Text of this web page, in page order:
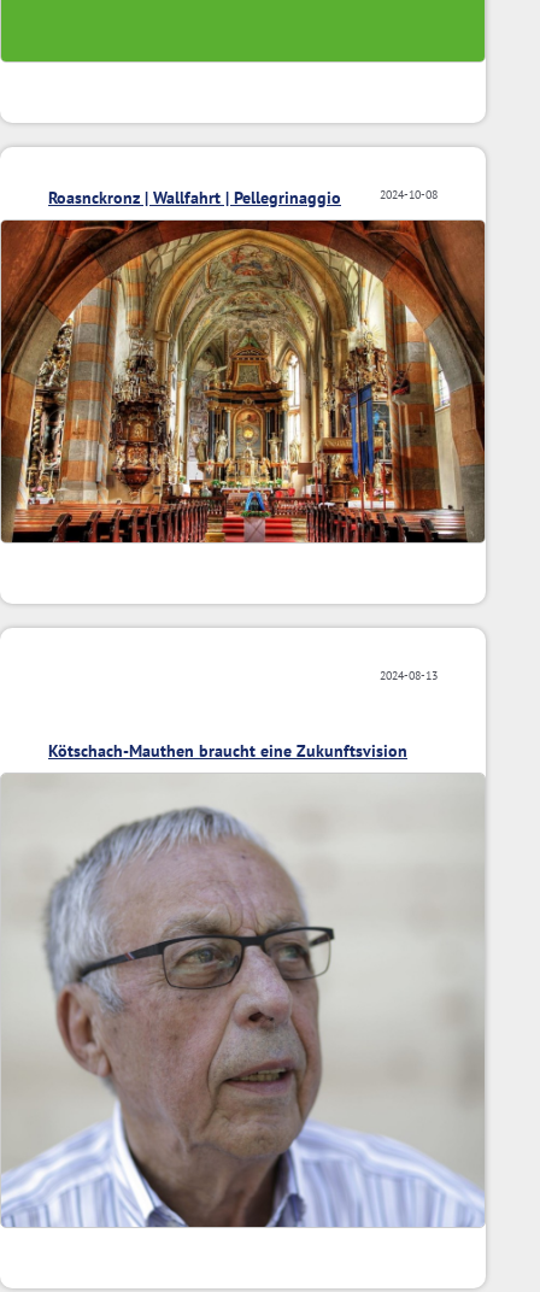
2024-10-08
Roasnckronz | Wallfahrt | Pellegrinaggio
2024-08-13
Kötschach-Mauthen braucht eine Zukunftsvision